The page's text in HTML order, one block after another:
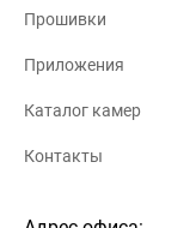
Прошивки
Приложения
Каталог камер
Контакты